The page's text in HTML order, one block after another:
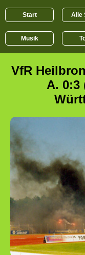
Start Alle
Musik
VfR
A. 0:3